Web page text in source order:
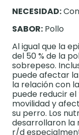
NECESIDAD:
SABOR: Pollo
Al igual que la
del 50 % de la
sobrepeso.
puede afectar
la relación con
puede reducir
movilidad y
su perro. Los
desarrollaron la
r/d